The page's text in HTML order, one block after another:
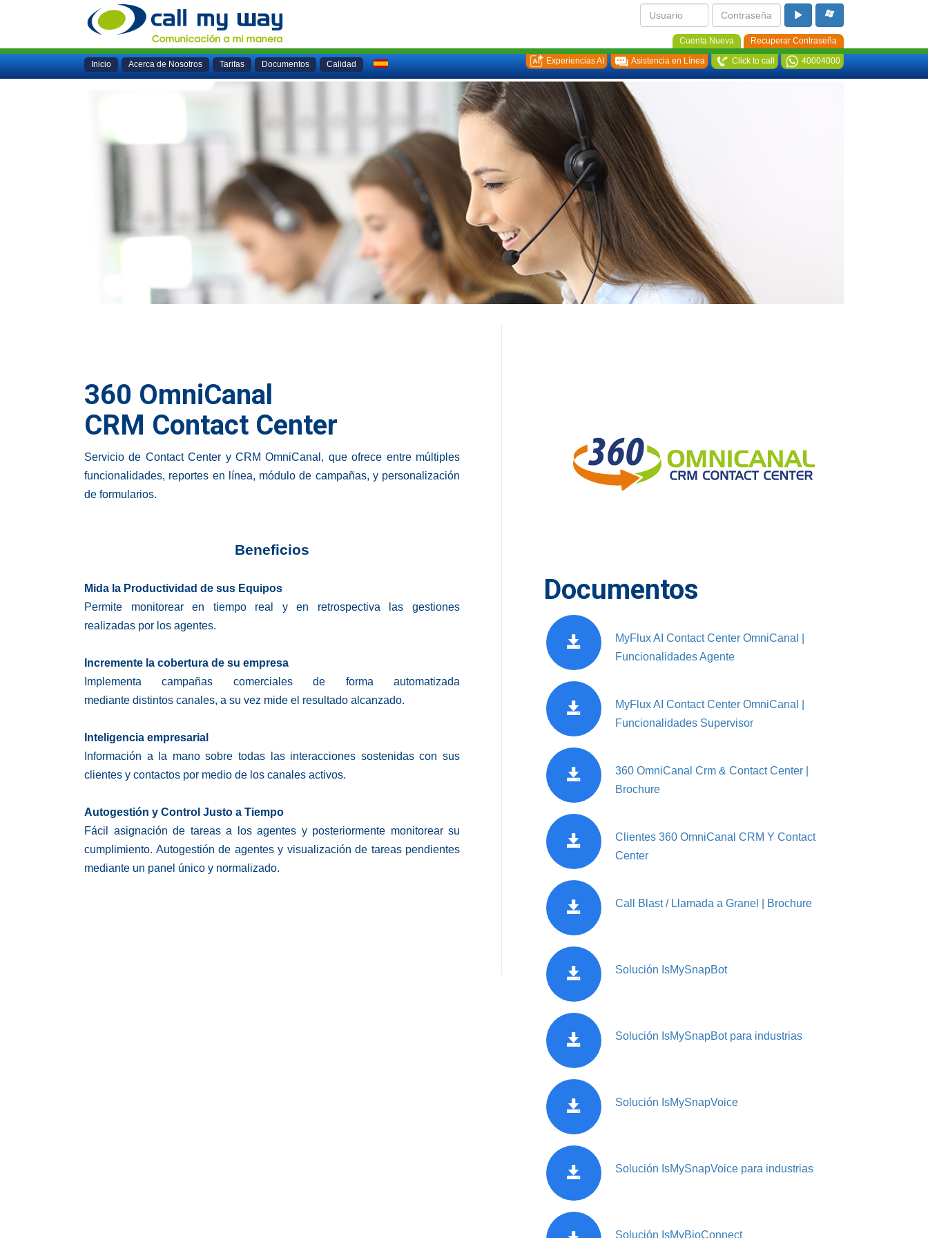
Cuenta Nueva Recuperar Contraseña
Inicio Acerca de Nosotros Tarifas Documentos Calidad Experiencias AI Asistencia en Línea Click to call 40004000
360 OmniCanal
CRM Contact Center
Servicio de Contact Center y CRM OmniCanal, que ofrece entre múltiples
funcionalidades, reportes en línea, módulo de campañas, y personalización
de formularios.
Beneficios
Mida la Productividad de sus Equipos
Permite monitorear en tiempo real y en retrospectiva las gestiones
realizadas por los agentes.
Incremente la cobertura de su empresa
Implementa campañas comerciales de forma automatizada
mediante distintos canales, a su vez mide el resultado alcanzado.
Inteligencia empresarial
Información a la mano sobre todas las interacciones sostenidas con sus
clientes y contactos por medio de los canales activos.
Autogestión y Control Justo a Tiempo
Fácil asignación de tareas a los agentes y posteriormente monitorear su
cumplimiento. Autogestión de agentes y visualización de tareas pendientes
mediante un panel único y normalizado.
Documentos
MyFlux AI Contact Center OmniCanal |
Funcionalidades Agente
MyFlux AI Contact Center OmniCanal |
Funcionalidades Supervisor
360 OmniCanal Crm & Contact Center |
Brochure
Clientes 360 OmniCanal CRM Y Contact
Center
Call Blast / Llamada a Granel | Brochure
Solución IsMySnapBot
Solución IsMySnapBot para industrias
Solución IsMySnapVoice
Solución IsMySnapVoice para industrias
Solución IsMyBioConnect